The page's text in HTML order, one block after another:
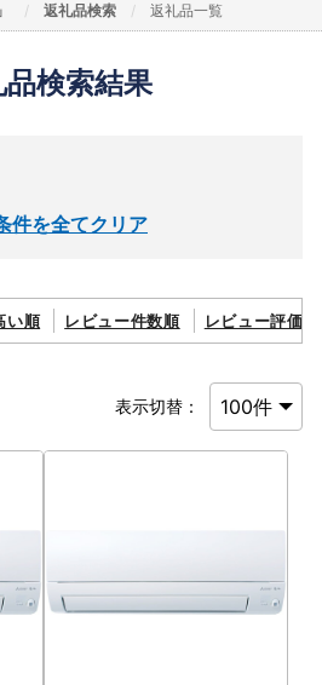
返礼品検索 返礼品一覧
品検索結果
件を全てクリア
い順 レビュー件数順 レビュー評価順
表示切替：